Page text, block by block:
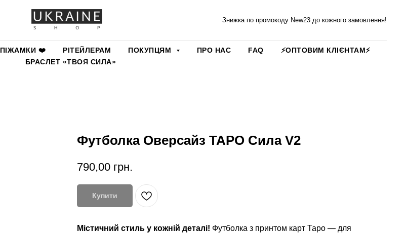
Знижка по промокоду New23 до кожного замовлення!
ПІЖАМКИ ❤️ РІТЕЙЛЕРАМ ПОКУПЦЯМ ПРО НАС FAQ
⚡️ОПТОВИМ КЛІЄНТАМ⚡️
БРАСЛЕТ «ТВОЯ СИЛА»
Футболка Оверсайз ТАРО Сила V2
790,00 грн.
Купити
Містичний стиль у кожній деталі! Футболка з принтом карт Таро — для